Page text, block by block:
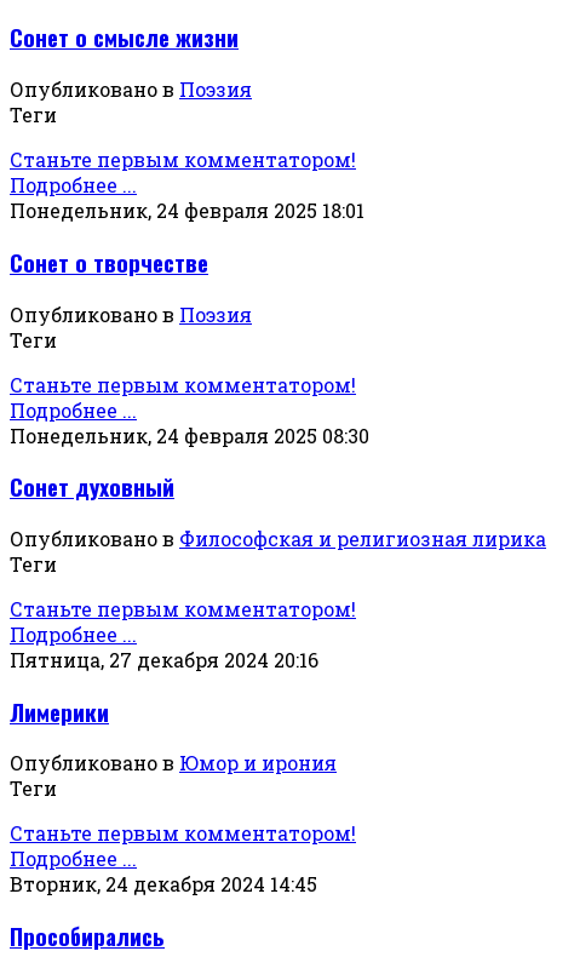
Сонет о смысле жизни
Опубликовано в Поэзия
Теги
Станьте первым комментатором!
Подробнее ...
Понедельник, 24 февраля 2025 18:01
Сонет о творчестве
Опубликовано в Поэзия
Теги
Станьте первым комментатором!
Подробнее ...
Понедельник, 24 февраля 2025 08:30
Сонет духовный
Опубликовано в Философская и религиозная лирика
Теги
Станьте первым комментатором!
Подробнее ...
Пятница, 27 декабря 2024 20:16
Лимерики
Опубликовано в Юмор и ирония
Теги
Станьте первым комментатором!
Подробнее ...
Вторник, 24 декабря 2024 14:45
Прособирались